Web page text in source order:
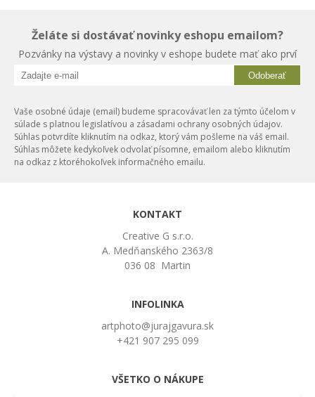
Želáte si dostávať novinky eshopu emailom?
Pozvánky na výstavy a novinky v eshope budete mať ako prví
Odoberať
Vaše osobné údaje (email) budeme spracovávať len za týmto účelom v
súlade s platnou legislatívou a zásadami ochrany osobných údajov.
Súhlas potvrdíte kliknutím na odkaz, ktorý vám pošleme na váš email.
Súhlas môžete kedykoľvek odvolať písomne, emailom alebo kliknutím
na odkaz z ktoréhokoľvek informačného emailu.
KONTAKT
Creative G s.r.o.
A. Medňanského 2363/8
036 08 Martin
INFOLINKA
artphoto@jurajgavura.sk
+421 907 295 099
VŠETKO O NÁKUPE